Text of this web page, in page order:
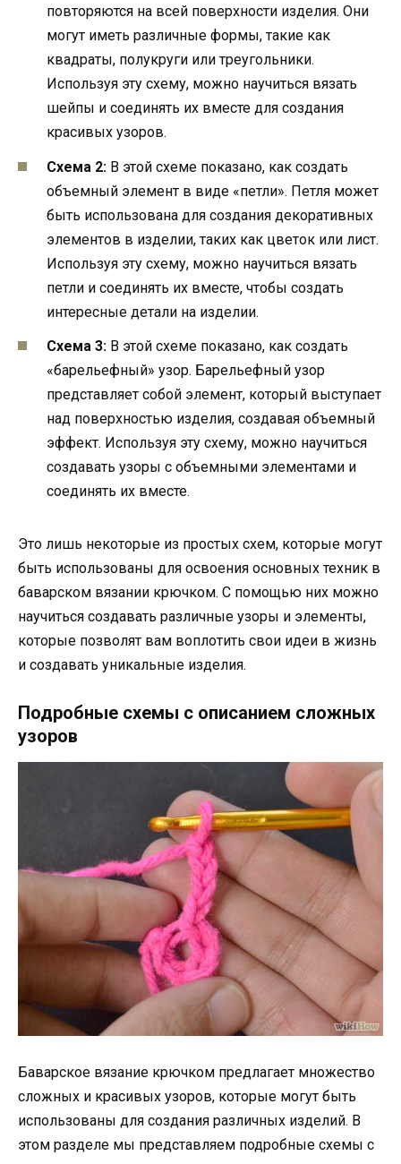
повторяются на всей поверхности изделия. Они
могут иметь различные формы, такие как
квадраты, полукруги или треугольники.
Используя эту схему, можно научиться вязать
шейпы и соединять их вместе для создания
красивых узоров.
Схема 2: В этой схеме показано, как создать
объемный элемент в виде «петли». Петля может
быть использована для создания декоративных
элементов в изделии, таких как цветок или лист.
Используя эту схему, можно научиться вязать
петли и соединять их вместе, чтобы создать
интересные детали на изделии.
Схема 3: В этой схеме показано, как создать
«барельефный» узор. Барельефный узор
представляет собой элемент, который выступает
над поверхностью изделия, создавая объемный
эффект. Используя эту схему, можно научиться
создавать узоры с объемными элементами и
соединять их вместе.
Это лишь некоторые из простых схем, которые могут
быть использованы для освоения основных техник в
баварском вязании крючком. С помощью них можно
научиться создавать различные узоры и элементы,
которые позволят вам воплотить свои идеи в жизнь
и создавать уникальные изделия.
Подробные схемы с описанием сложных
узоров
Баварское вязание крючком предлагает множество
сложных и красивых узоров, которые могут быть
использованы для создания различных изделий. В
этом разделе мы представляем подробные схемы с